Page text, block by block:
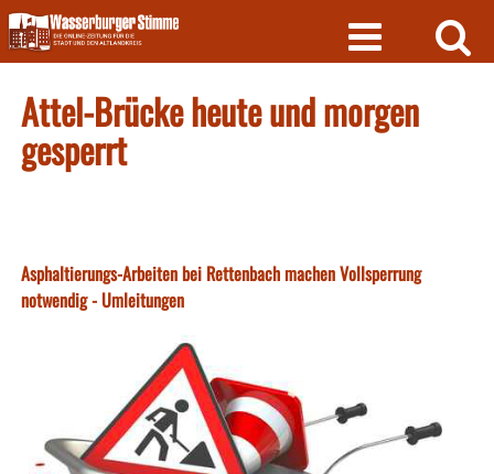
Skip
to
content
Attel-Brücke heute und morgen
gesperrt
Asphaltierungs-Arbeiten bei Rettenbach machen Vollsperrung
notwendig - Umleitungen